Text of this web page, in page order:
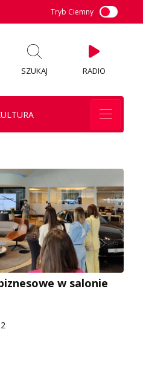
Tryb Ciemny
SZUKAJ RADIO
w salonie